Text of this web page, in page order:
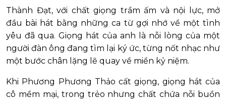
Thành Đạt, với chất giọng trầm ấm và nội lực, mở
đầu bài hát bằng những ca từ gợi nhớ về một tình
yêu đã qua. Giọng hát của anh là nỗi lòng của một
người đàn ông đang tìm lại ký ức, từng nốt nhạc như
một bước chân lặng lẽ quay về miền kỷ niệm.
Khi Phương Phương Thảo cất giọng, giọng hát của
cô mềm mại, trong trẻo nhưng chất chứa nỗi buồn